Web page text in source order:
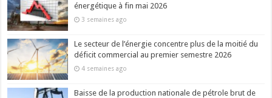
énergétique à fin mai 2026
3 semaines ago
Le secteur de l’énergie concentre plus de la moitié du
déficit commercial au premier semestre 2026
4 semaines ago
Baisse de la production nationale de pétrole brut de